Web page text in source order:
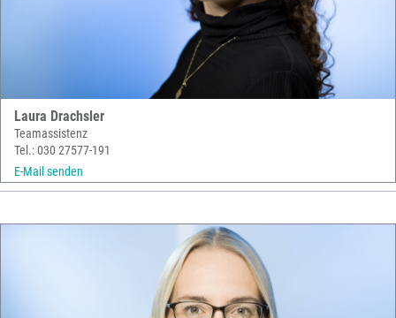
Laura Drachsler
Teamassistenz
Tel.: 030 27577-191
E-Mail senden